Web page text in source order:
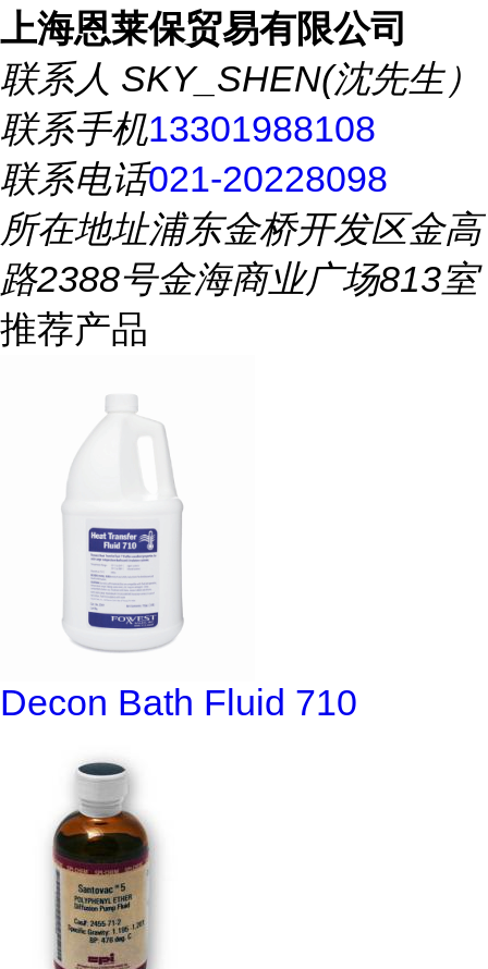
上海恩莱保贸易有限公司
联系人 SKY_SHEN(沈先生）
联系手机13301988108
联系电话021-20228098
所在地址浦东金桥开发区金高
路2388号金海商业广场813室
推荐产品
Decon Bath Fluid 710